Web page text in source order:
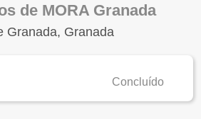
de MORA Granada
Granada, Granada
Concluído